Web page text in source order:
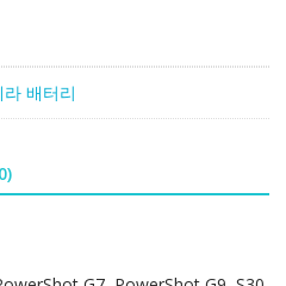
라 배터리